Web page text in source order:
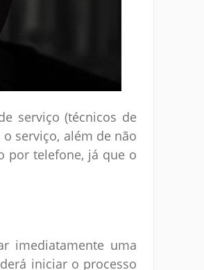
serviço (técnicos de
serviço, além de não
por telefone, já que o
imediatamente uma
iniciar o processo